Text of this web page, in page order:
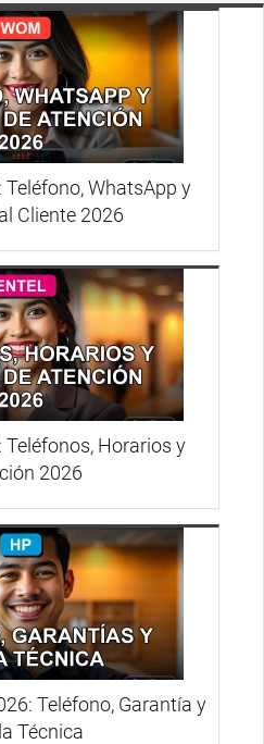
WhatsApp y
Cliente 2026
Horarios y
2026
Teléfono, Garantía y
Técnica